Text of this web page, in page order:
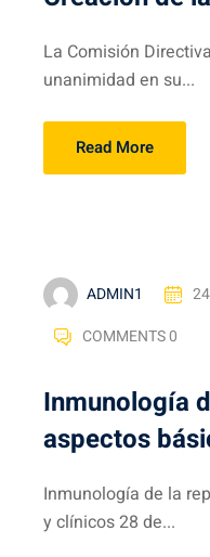
La Comisión
unanimidad en su...
Read More
ADMIN1
COMMENTS 0
Inmunología
aspectos
Inmunología de la
y clínicos 28 de...